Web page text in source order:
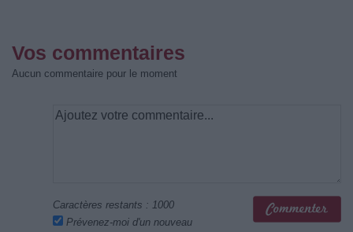
Vos commentaires
Aucun commentaire pour le moment
Caractères restants : 1000
Prévenez-moi d'un nouveau